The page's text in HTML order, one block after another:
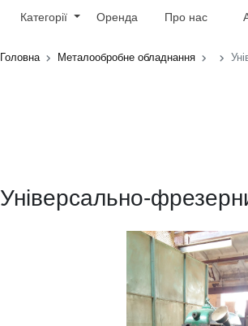
Категорії Оренда Про нас
Головна Металообробне обладнання
Універсально-